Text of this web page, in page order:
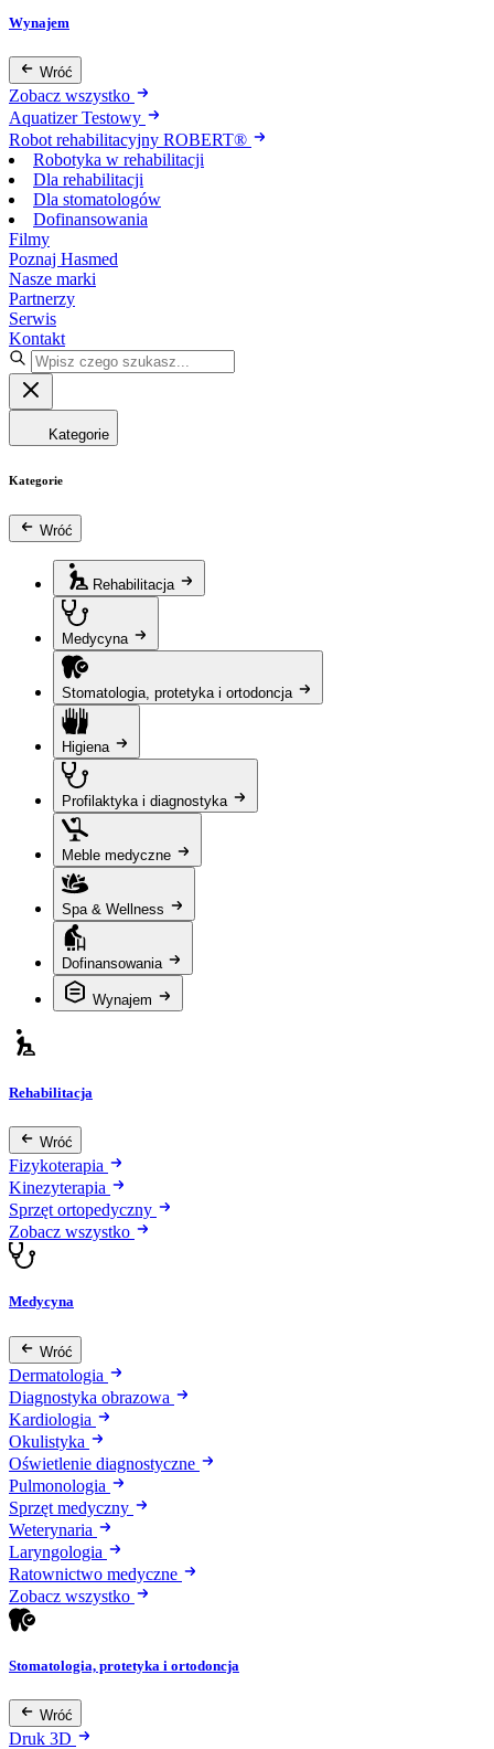
Wynajem
Wróć
Zobacz wszystko
Aquatizer Testowy
Robot rehabilitacyjny ROBERT®
Robotyka w rehabilitacji
Dla rehabilitacji
Dla stomatologów
Dofinansowania
Filmy
Poznaj Hasmed
Nasze marki
Partnerzy
Serwis
Kontakt
Kategorie
Kategorie
Wróć
Rehabilitacja
Medycyna
Stomatologia, protetyka i ortodoncja
Higiena
Profilaktyka i diagnostyka
Meble medyczne
Spa & Wellness
Dofinansowania
Wynajem
Rehabilitacja
Wróć
Fizykoterapia
Kinezyterapia
Sprzęt ortopedyczny
Zobacz wszystko
Medycyna
Wróć
Dermatologia
Diagnostyka obrazowa
Kardiologia
Okulistyka
Oświetlenie diagnostyczne
Pulmonologia
Sprzęt medyczny
Weterynaria
Laryngologia
Ratownictwo medyczne
Zobacz wszystko
Stomatologia, protetyka i ortodoncja
Wróć
Druk 3D